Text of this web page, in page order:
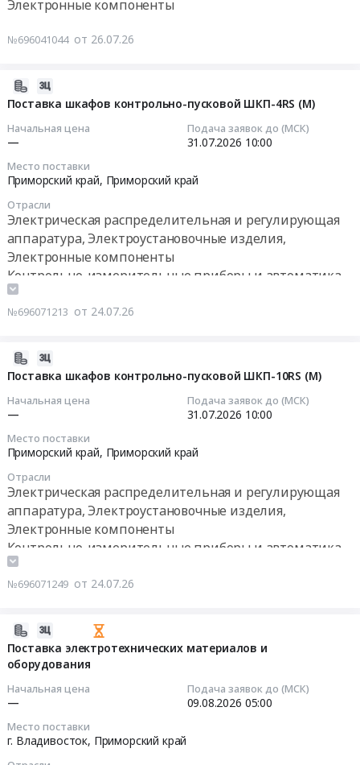
Электронные компоненты
№696041044 от 26.07.26
Поставка шкафов контрольно-пусковой ШКП-4RS (M)
Начальная цена
—
Подача заявок до (МСК)
31.07.2026 10:00
Место поставки
Приморский край, Приморский край
Отрасли
Электрическая распределительная и регулирующая
аппаратура, Электроустановочные изделия,
Электронные компоненты
Контрольно-измерительные приборы и автоматика,
монтаж и обслуживание
№696071213 от 24.07.26
4RS
4RS
Поставка шкафов контрольно-пусковой ШКП-10RS (M)
Начальная цена
—
Подача заявок до (МСК)
31.07.2026 10:00
Место поставки
Приморский край, Приморский край
Отрасли
Электрическая распределительная и регулирующая
аппаратура, Электроустановочные изделия,
Электронные компоненты
Контрольно-измерительные приборы и автоматика,
монтаж и обслуживание
№696071249 от 24.07.26
10RS
Поставка электротехнических материалов и
оборудования
Начальная цена
—
Подача заявок до (МСК)
09.08.2026 05:00
Место поставки
г. Владивосток, Приморский край